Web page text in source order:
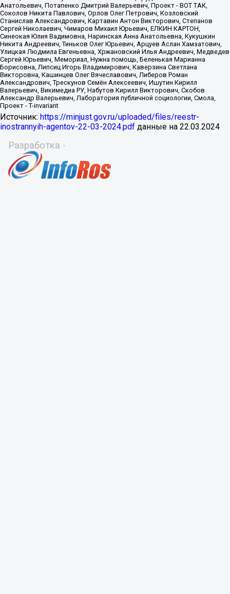
Источник: https://minjust.gov.ru/uploaded/files/reestr-
inostrannyih-agentov-22-03-2024.pdf данные на 22.03.2024
Разработка -